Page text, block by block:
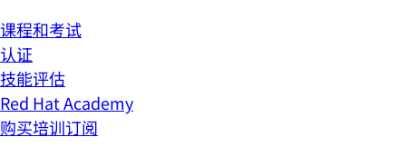
课程和考试
认证
技能评估
Red Hat Academy
购买培训订阅